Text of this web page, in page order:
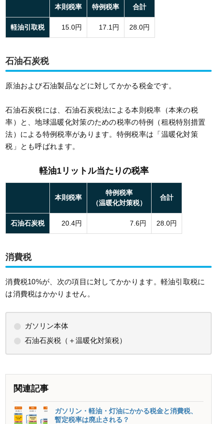
本則税率 特例税率 合計
軽油引取税 15.0円 17.1円 28.0円
石油石炭税
原油および石油製品などに対してかかる税金です。
石油石炭税には、石油石炭税法による本則税率（本来の税
率）と、地球温暖化対策のための税率の特例（租税特別措置
法）による特例税率があります。特例税率は「温暖化対策
税」とも呼ばれます。
軽油1リットル当たりの税率
本則税率
特例税率
（温暖化対策税）
合計
石油石炭税 20.4円 7.6円 28.0円
消費税
消費税10%が、次の項目に対してかかります。軽油引取税に
は消費税はかかりません。
ガソリン本体
石油石炭税（＋温暖化対策税）
関連記事
ガソリン・軽油・灯油にかかる税金と消費税、
暫定税率は廃止される？